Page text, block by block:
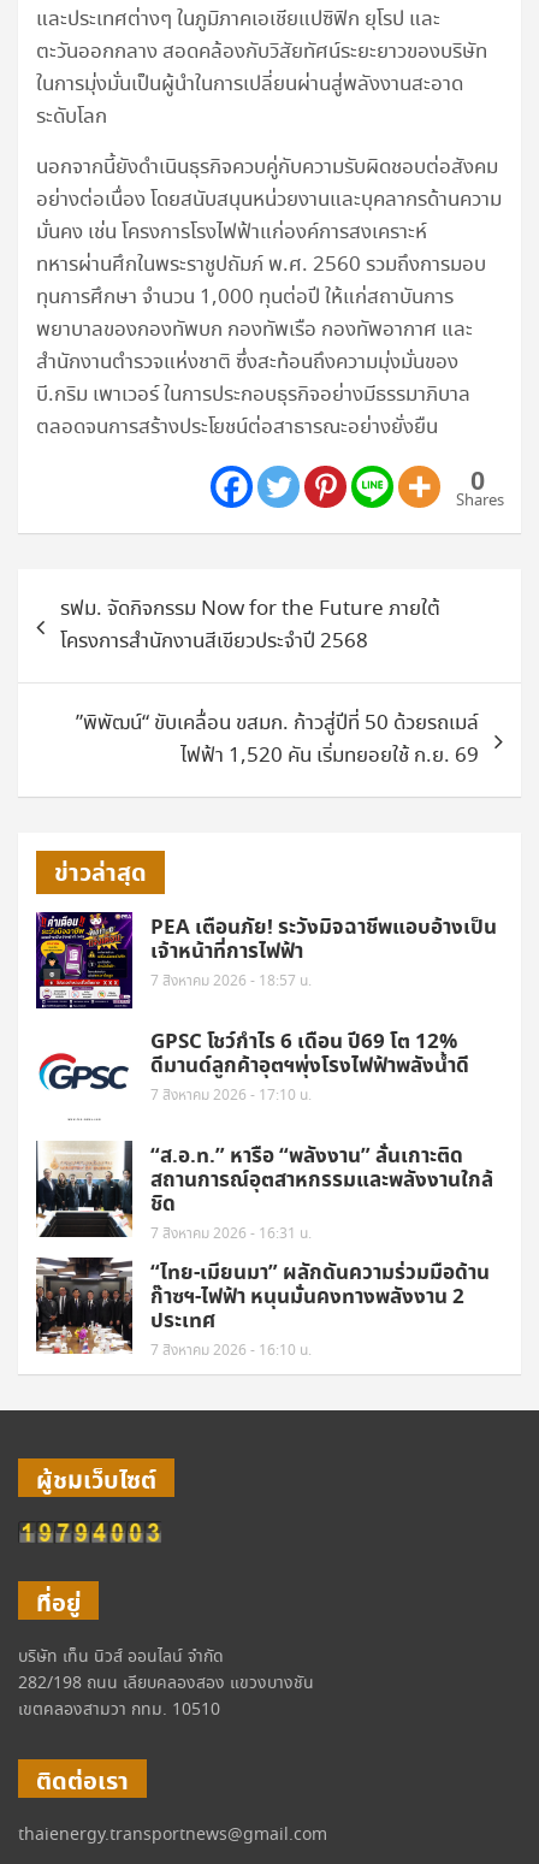
และประเทศต่างๆ ในภูมิภาคเอเชียแปซิฟิก ยุโรป และ
ตะวันออกกลาง สอดคล้องกับวิสัยทัศน์ระยะยาวของบริษัท
ในการมุ่งมั่นเป็นผู้นำในการเปลี่ยนผ่านสู่พลังงานสะอาด
ระดับโลก
นอกจากนี้ยังดำเนินธุรกิจควบคู่กับความรับผิดชอบต่อสังคม
อย่างต่อเนื่อง โดยสนับสนุนหน่วยงานและบุคลากรด้านความ
มั่นคง เช่น โครงการโรงไฟฟ้าแก่องค์การสงเคราะห์
ทหารผ่านศึกในพระราชูปถัมภ์ พ.ศ. 2560 รวมถึงการมอบ
ทุนการศึกษา จำนวน 1,000 ทุนต่อปี ให้แก่สถาบันการ
พยาบาลของกองทัพบก กองทัพเรือ กองทัพอากาศ และ
สำนักงานตำรวจแห่งชาติ ซึ่งสะท้อนถึงความมุ่งมั่นของ
บี.กริม เพาเวอร์ ในการประกอบธุรกิจอย่างมีธรรมาภิบาล
ตลอดจนการสร้างประโยชน์ต่อสาธารณะอย่างยั่งยืน
0
Shares
แนะแนว
เรื่องรฟม. จัดกิจกรรม Now for the Future ภายใต้
โครงการสำนักงานสีเขียวประจำปี 2568
”พิพัฒน์“ ขับเคลื่อน ขสมก. ก้าวสู่ปีที่ 50 ด้วยรถเมล์
ไฟฟ้า 1,520 คัน เริ่มทยอยใช้ ก.ย. 69
ข่าวล่าสุด
PEA เตือนภัย! ระวังมิจฉาชีพแอบอ้างเป็น
เจ้าหน้าที่การไฟฟ้า
7 สิงหาคม 2026 - 18:57 น.
GPSC โชว์กำไร 6 เดือน ปี69 โต 12%
ดีมานด์ลูกค้าอุตฯพุ่งโรงไฟฟ้าพลังน้ำดี
7 สิงหาคม 2026 - 17:10 น.
“ส.อ.ท.” หารือ “พลังงาน” ลั่นเกาะติด
สถานการณ์อุตสาหกรรมและพลังงานใกล้
ชิด
7 สิงหาคม 2026 - 16:31 น.
“ไทย-เมียนมา” ผลักดันความร่วมมือด้าน
ก๊าซฯ-ไฟฟ้า หนุนมั่นคงทางพลังงาน 2
ประเทศ
7 สิงหาคม 2026 - 16:10 น.
ผู้ชมเว็บไซต์
ที่อยู่
บริษัท เท็น นิวส์ ออนไลน์ จำกัด
282/198 ถนน เลียบคลองสอง แขวงบางชัน
เขตคลองสามวา กทม. 10510
ติดต่อเรา
thaienergy.transportnews@gmail.com